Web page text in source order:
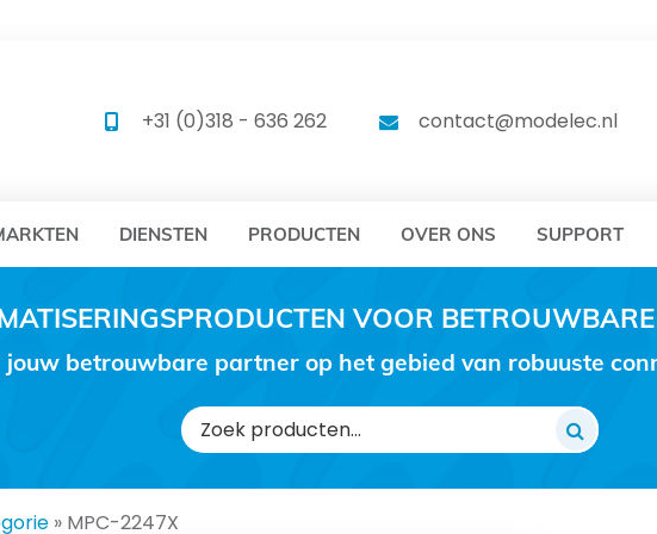
MODELEC MODELEC
+31 (0)318 - 636 262 contact@modelec.nl
DIENSTEN PRODUCTEN OVER ONS SUPPORT
VOOR
jouw betrouwbare partner op het gebied van robuuste
Zoeken
naar:
» MPC-2247X